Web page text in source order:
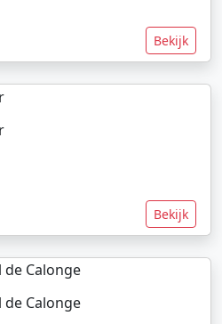
Bekijk
Bekijk
Calonge